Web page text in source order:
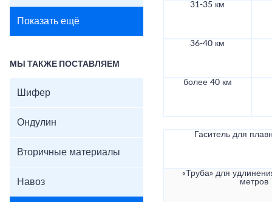
Показать ещё
МЫ ТАКЖЕ ПОСТАВЛЯЕМ
Шифер
Ондулин
Вторичные материалы
Навоз
31-35 км
36-40 км
более 40 км
Гаситель для
«Труба» для
метров